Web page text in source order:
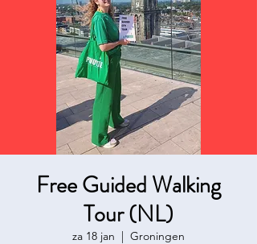
Free Guided Walking
Tour (NL)
za 18 jan
  |
Groningen